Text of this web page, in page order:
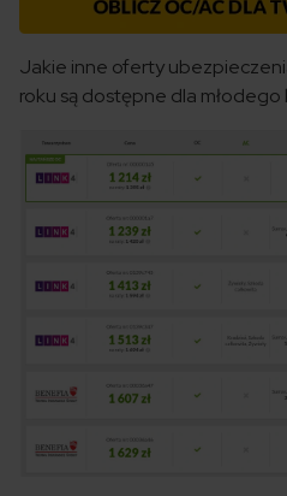
Jakie inne oferty
roku są dostępne dla młodego